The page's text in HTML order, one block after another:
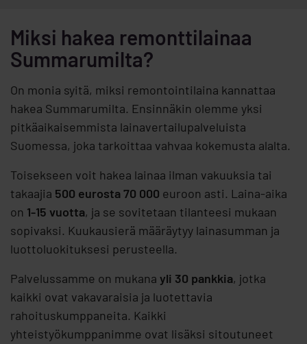
Miksi hakea remonttilainaa
Summarumilta?
On monia syitä, miksi remontointilaina kannattaa
hakea Summarumilta. Ensinnäkin olemme yksi
pitkäaikaisemmista lainavertailupalveluista
Suomessa, joka tarkoittaa vahvaa kokemusta alalta.
Toisekseen voit hakea lainaa ilman vakuuksia tai
takaajia 500 eurosta 70 000 euroon asti. Laina-aika
on 1-15 vuotta, ja se sovitetaan tilanteesi mukaan
sopivaksi. Kuukausierä määräytyy lainasumman ja
luottoluokituksesi perusteella.
Palvelussamme on mukana yli 30 pankkia, jotka
kaikki ovat vakavaraisia ja luotettavia
rahoituskumppaneita. Kaikki
yhteistyökumppanimme ovat lisäksi sitoutuneet